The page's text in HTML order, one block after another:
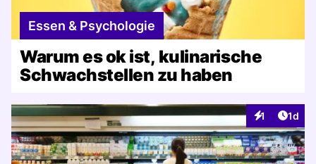
Essen & Psychologie
Warum es ok ist, kulinarische
Schwachstellen zu haben
1
Interaktionen
1d